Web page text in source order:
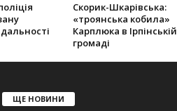
Скорик-Шкарівська:
«троянська кобила»
Карплюка в Ірпінській
громаді
ЩЕ НОВИНИ